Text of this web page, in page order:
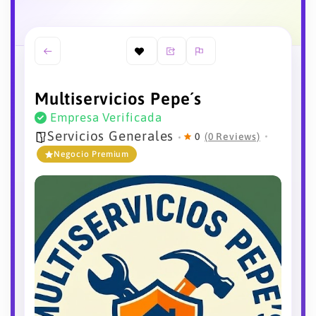
Multiservicios Pepe´s
Empresa Verificada
Servicios Generales 0 (0 Reviews)
Negocio Premium